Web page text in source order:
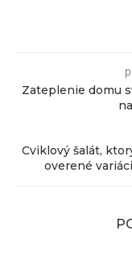
Zateplenie domu
Cviklový šalát,
overené